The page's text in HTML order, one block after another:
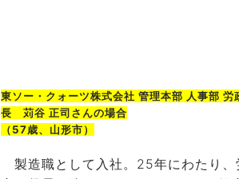
東ソー・クォーツ株式会社 管理本部 人事部 労
長 苅谷 正司さんの場合
（57歳、山形市）
製造職として入社。25年にわたり、